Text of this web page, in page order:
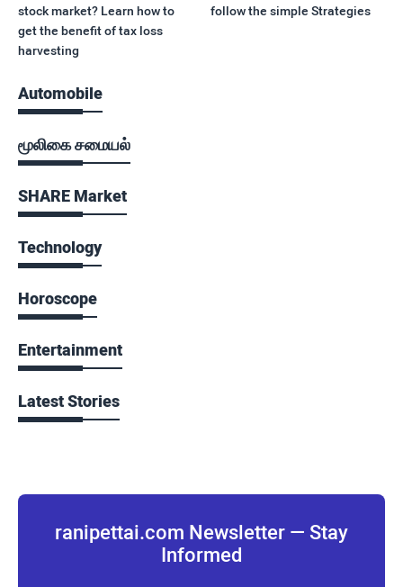
stock market? Learn how to
get the benefit of tax loss
harvesting
follow the simple Strategies
Automobile
மூலிகை சமையல்
SHARE Market
Technology
Horoscope
Entertainment
Latest Stories
ranipettai.com Newsletter — Stay
Informed